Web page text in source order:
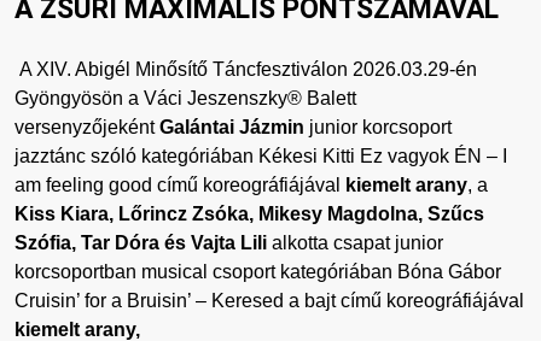
A ZSŰRI MAXIMÁLIS PONTSZÁMÁVAL
A XIV. Abigél Minősítő Táncfesztiválon 2026.03.29-én
Gyöngyösön a Váci Jeszenszky® Balett
versenyzőjekéntGalántai Jázmin junior korcsoport
jazztánc szóló kategóriában Kékesi Kitti Ez vagyok ÉN – I
am feeling good című koreográfiájával kiemelt arany, a
Kiss Kiara, Lőrincz Zsóka, Mikesy Magdolna, Szűcs
Szófia, Tar Dóra és Vajta Lili alkotta csapat junior
korcsoportban musical csoport kategóriában Bóna Gábor
Cruisin’ for a Bruisin’ – Keresed a bajt című koreográfiájával
kiemelt arany,